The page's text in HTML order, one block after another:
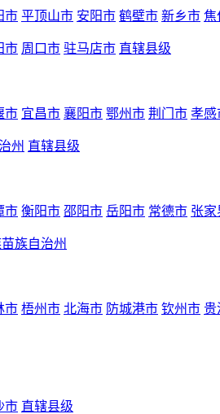
市 平顶山市 安阳市 鹤壁市 新乡市 焦
市 周口市 驻马店市 直辖县级
市 宜昌市 襄阳市 鄂州市 荆门市 孝感
州 直辖县级
市 衡阳市 邵阳市 岳阳市 常德市 张家
族自治州
市 梧州市 北海市 防城港市 钦州市 贵
市 直辖县级